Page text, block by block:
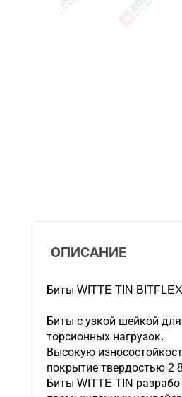
ОПИСАНИЕ
Биты WITTE TIN
Биты с узкой шейкой
торсионных нагрузок.
Высокую
покрытие твердостью 2
Биты WITTE TIN